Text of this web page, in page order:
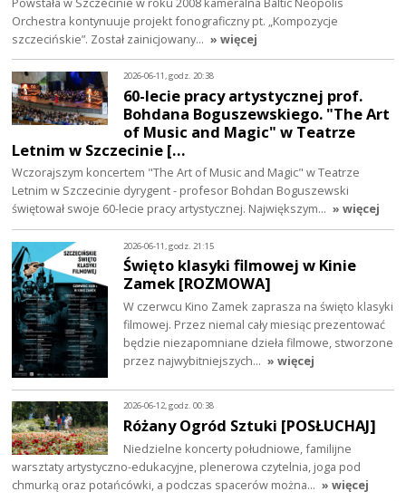
Orchestra kontynuuje projekt fonograficzny pt. „Kompozycje
szczecińskie”. Został zainicjowany… » więcej
2026-06-11, godz. 20:38
60-lecie pracy artystycznej prof.
Bohdana Boguszewskiego. "The Art
of Music and Magic" w Teatrze
Letnim w Szczecinie […
Wczorajszym koncertem "The Art of Music and Magic" w Teatrze
Letnim w Szczecinie dyrygent - profesor Bohdan Boguszewski
świętował swoje 60-lecie pracy artystycznej. Największym… » więcej
2026-06-11, godz. 21:15
Święto klasyki filmowej w Kinie
Zamek [ROZMOWA]
W czerwcu Kino Zamek zaprasza na święto klasyki
filmowej. Przez niemal cały miesiąc prezentować
będzie niezapomniane dzieła filmowe, stworzone
przez najwybitniejszych… » więcej
2026-06-12, godz. 00:38
Różany Ogród Sztuki [POSŁUCHAJ]
Niedzielne koncerty południowe, familijne
warsztaty artystyczno-edukacyjne, plenerowa czytelnia, joga pod
chmurką oraz potańcówki, a podczas spacerów można… » więcej